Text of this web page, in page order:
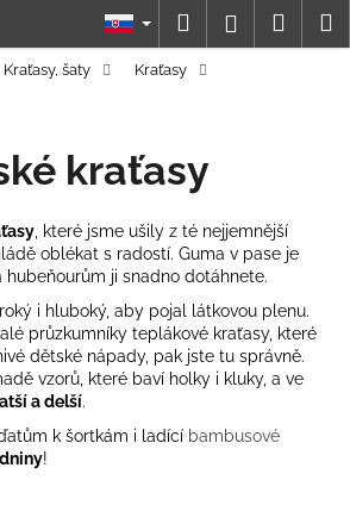
Hľadať
Kraťasy, šaty
Kraťasy
kraťasy
, které jsme ušily z té nejjemnější
oblékat s radostí. Guma v pase je
hubeňourům ji snadno dotáhnete.
i hluboký, aby pojal látkovou plenu.
průzkumníky teplákové kraťasy, které
dětské nápady, pak jste tu správně.
vzorů, které baví holky i kluky, a ve
a delší.
k šortkám i ladící bambusové
!